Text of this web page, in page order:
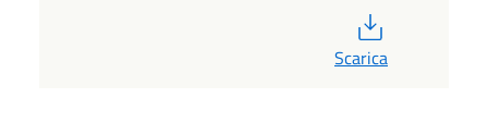
Scarica